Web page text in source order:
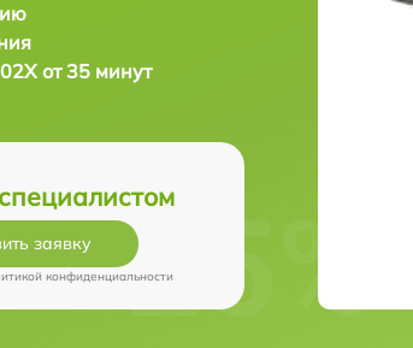
от 35 минут
заявку
конфиденциальности